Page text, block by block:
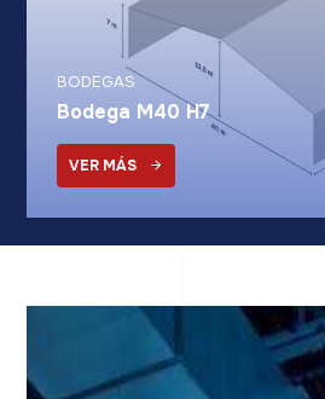
BODEGAS
Bodega M40 H7
VER MÁS